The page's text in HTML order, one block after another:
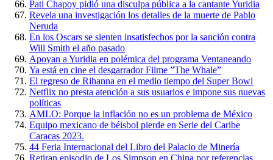
Pati Chapoy pidió una disculpa pública a la cantante Yuridia
Revela una investigación los detalles de la muerte de Pablo
Neruda
En los Oscars se sienten insatisfechos por la sanción contra
Will Smith el año pasado
Apoyan a Yuridia en polémica del programa Ventaneando
Ya está en cine el desgarrador Filme ”The Whale”
El regreso de Rihanna en el medio tiempo del Super Bowl
Netflix no presta atención a sus usuarios e impone sus nuevas
políticas
AMLO: Porque la inflación no es un problema de México
Equipo mexicano de béisbol pierde en Serie del Caribe
Caracas 2023.
44 Feria Internacional del Libro del Palacio de Minería
Retiran episodio de Los Simpson en China por referencias